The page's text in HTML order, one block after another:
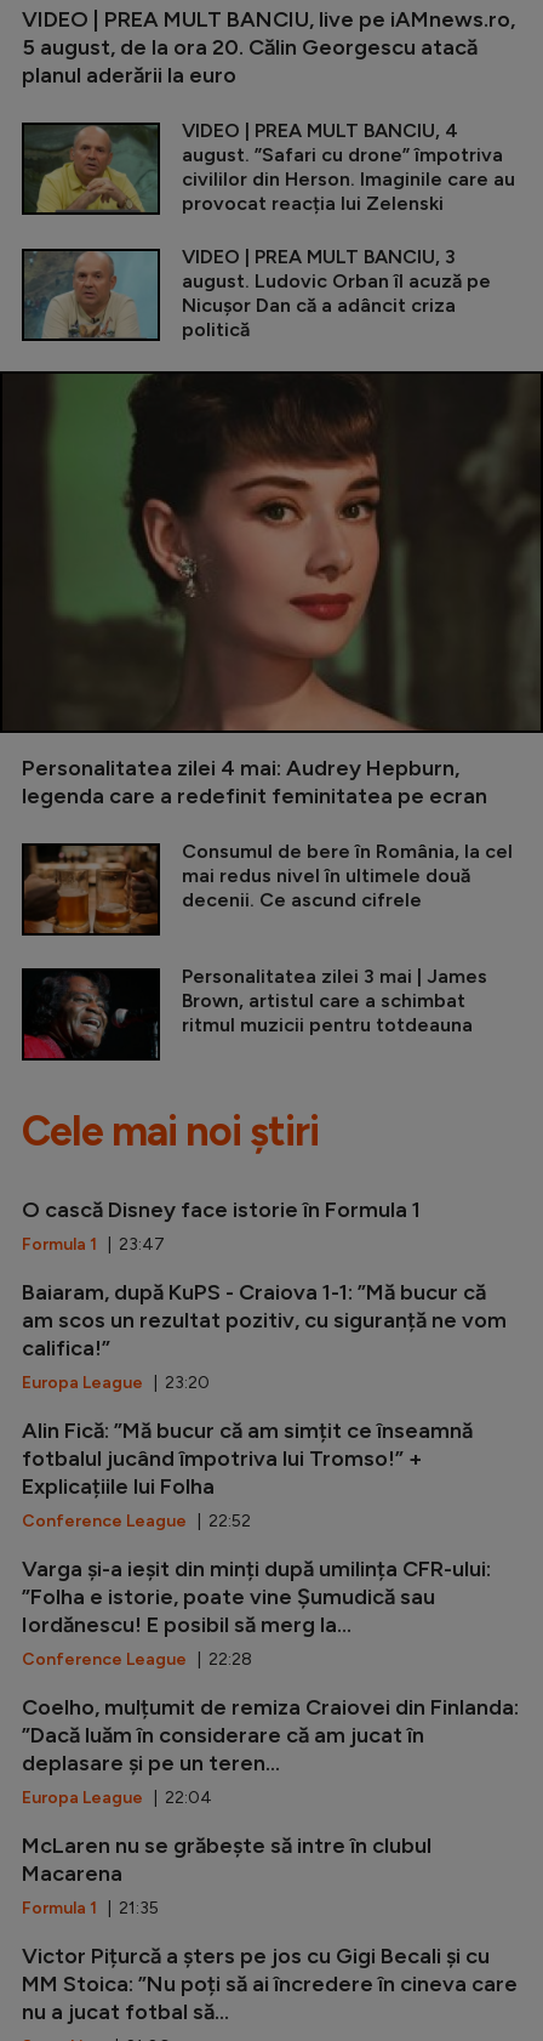
VIDEO | PREA MULT BANCIU, live pe iAMnews.ro,
5 august, de la ora 20. Călin Georgescu atacă
planul aderării la euro
VIDEO | PREA MULT BANCIU, 4
august. ”Safari cu drone” împotriva
civililor din Herson. Imaginile care au
provocat reacția lui Zelenski
VIDEO | PREA MULT BANCIU, 3
august. Ludovic Orban îl acuză pe
Nicușor Dan că a adâncit criza
politică
Personalitatea zilei 4 mai: Audrey Hepburn,
legenda care a redefinit feminitatea pe ecran
Consumul de bere în România, la cel
mai redus nivel în ultimele două
decenii. Ce ascund cifrele
Personalitatea zilei 3 mai | James
Brown, artistul care a schimbat
ritmul muzicii pentru totdeauna
Cele mai noi știri
O cască Disney face istorie în Formula 1
Formula 1 | 23:47
Baiaram, după KuPS - Craiova 1-1: ”Mă bucur că
am scos un rezultat pozitiv, cu siguranță ne vom
califica!”
Europa League | 23:20
Alin Fică: ”Mă bucur că am simțit ce înseamnă
fotbalul jucând împotriva lui Tromso!” +
Explicațiile lui Folha
Conference League | 22:52
Varga și-a ieșit din minți după umilința CFR-ului:
”Folha e istorie, poate vine Șumudică sau
Iordănescu! E posibil să merg la...
Conference League | 22:28
Coelho, mulțumit de remiza Craiovei din Finlanda:
”Dacă luăm în considerare că am jucat în
deplasare și pe un teren...
Europa League | 22:04
McLaren nu se grăbește să intre în clubul
Macarena
Formula 1 | 21:35
Victor Pițurcă a șters pe jos cu Gigi Becali și cu
MM Stoica: ”Nu poți să ai încredere în cineva care
nu a jucat fotbal să...